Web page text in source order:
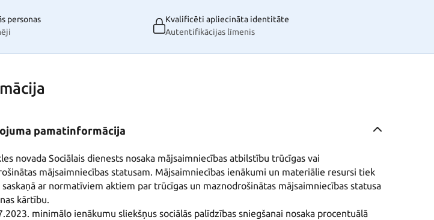
personas
Kvalificēti apliecināta identitāte
Autentifikācijas līmenis
pamatinformācija
novada Sociālais dienests nosaka mājsaimniecības atbilstību trūcīgas vai
mājsaimniecības statusam. Mājsaimniecības ienākumi un materiālie resursi tiek
ar normatīviem aktiem par trūcīgas un maznodrošinātas mājsaimniecības statusa
kārtību.
minimālo ienākumu sliekšņus sociālās palīdzības sniegšanai nosaka procentuālā